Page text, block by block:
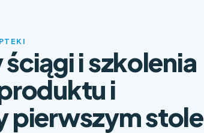
i szkolenia
i
pierwszym stole